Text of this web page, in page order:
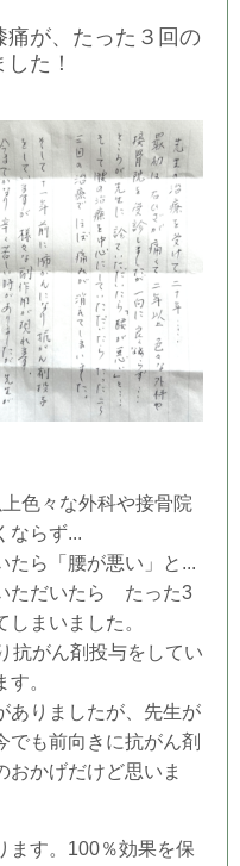
痛が、たった３回の
た！
色々な外科や接骨院
ならず...
たら「腰が悪い」と...
ただいたら たった3
まいました。
抗がん剤投与をしてい
。
ありましたが、先生が
でも前向きに抗がん剤
おかげだけど思いま
ます。100％効果を保